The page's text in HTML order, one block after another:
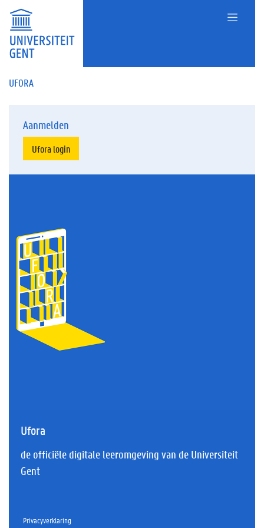
UFORA
Aanmelden
Ufora login
Ufora
de officiële digitale leeromgeving van de Universiteit
Gent
Privacyverklaring